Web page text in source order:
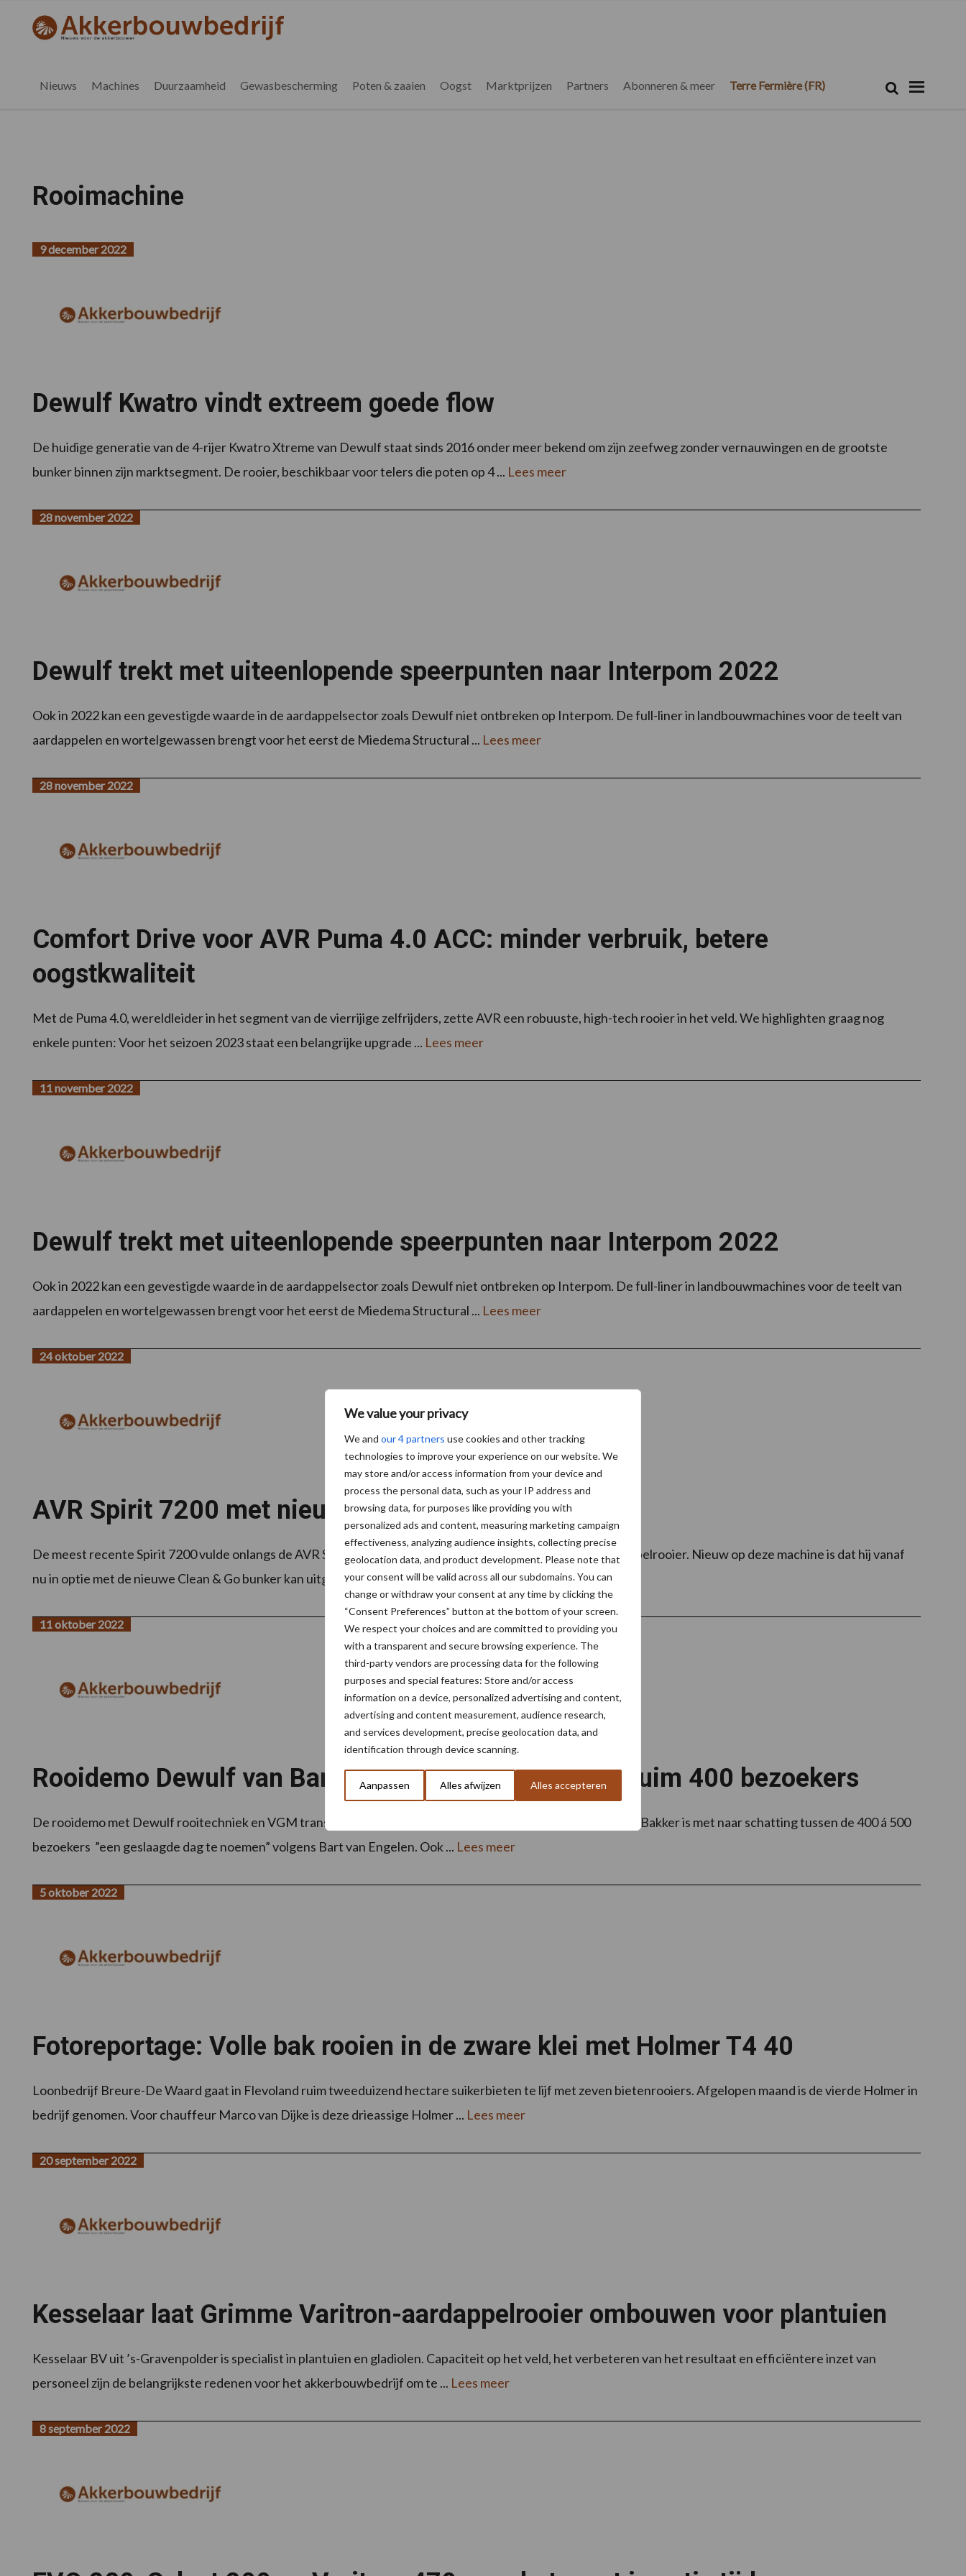
We value your privacy
We and our 4 partners use cookies and other tracking
technologies to improve your experience on our website. We
may store and/or access information from your device and
process the personal data, such as your IP address and
browsing data, for purposes like providing you with
personalized ads and content, measuring marketing campaign
effectiveness, analyzing audience insights, collecting precise
geolocation data, and product development. Please note that
your consent will be valid across all our subdomains. You can
change or withdraw your consent at any time by clicking the
“Consent Preferences” button at the bottom of your screen.
We respect your choices and are committed to providing you
with a transparent and secure browsing experience. The
third-party vendors are processing data for the following
purposes and special features: Store and/or access
information on a device, personalized advertising and content,
advertising and content measurement, audience research,
and services development, precise geolocation data, and
identification through device scanning.
Aanpassen Alles afwijzen Alles accepteren
hoofdnavigatie
voettekst
akkerbouwbedrijf.be
Nieuws
Nieuws Machines Duurzaamheid Gewasbescherming Poten & zaaien Oogst Marktprijzen Partners Abonneren & meer Terre Fermière (FR) Zoek
Rooimachine
Dewulf Kwatro vindt extreem goede flow
9 december 2022
De huidige generatie van de 4-rijer Kwatro Xtreme van Dewulf staat sinds 2016 onder meer bekend om zijn zeefweg zonder vernauwingen en de grootste
bunker binnen zijn marktsegment. De rooier, beschikbaar voor telers die poten op 4 ... Lees meer
Dewulf trekt met uiteenlopende speerpunten naar Interpom 2022
28 november 2022
Ook in 2022 kan een gevestigde waarde in de aardappelsector zoals Dewulf niet ontbreken op Interpom. De full-liner in landbouwmachines voor de teelt van
aardappelen en wortelgewassen brengt voor het eerst de Miedema Structural ... Lees meer
Comfort Drive voor AVR Puma 4.0 ACC: minder verbruik, betere
oogstkwaliteit
28 november 2022
Met de Puma 4.0, wereldleider in het segment van de vierrijige zelfrijders, zette AVR een robuuste, high-tech rooier in het veld. We highlighten graag nog
enkele punten: Voor het seizoen 2023 staat een belangrijke upgrade ... Lees meer
Dewulf trekt met uiteenlopende speerpunten naar Interpom 2022
11 november 2022
Ook in 2022 kan een gevestigde waarde in de aardappelsector zoals Dewulf niet ontbreken op Interpom. De full-liner in landbouwmachines voor de teelt van
aardappelen en wortelgewassen brengt voor het eerst de Miedema Structural ... Lees meer
AVR Spirit 7200 met nieuwe Clean & Go bunker
24 oktober 2022
De meest recente Spirit 7200 vulde onlangs de AVR Spiritfamilie aan als getrokken, tweerijige verstekaardappelrooier. Nieuw op deze machine is dat hij vanaf
nu in optie met de nieuwe Clean & Go bunker kan uitgerust worden. ...Lees meer
Rooidemo Dewulf van Bart Agro Mechanisatie trekt ruim 400 bezoekers
11 oktober 2022
De rooidemo met Dewulf rooitechniek en VGM transportkippers van vrijdag 7 oktober op het terrein van Jan Bakker is met naar schatting tussen de 400 á 500
bezoekers ”een geslaagde dag te noemen” volgens Bart van Engelen. Ook ... Lees meer
Fotoreportage: Volle bak rooien in de zware klei met Holmer T4 40
5 oktober 2022
Loonbedrijf Breure-De Waard gaat in Flevoland ruim tweeduizend hectare suikerbieten te lijf met zeven bietenrooiers. Afgelopen maand is de vierde Holmer in
bedrijf genomen. Voor chauffeur Marco van Dijke is deze drieassige Holmer ... Lees meer
Kesselaar laat Grimme Varitron-aardappelrooier ombouwen voor plantuien
20 september 2022
Kesselaar BV uit ’s-Gravenpolder is specialist in plantuien en gladiolen. Capaciteit op het veld, het verbeteren van het resultaat en efficiëntere inzet van
personeel zijn de belangrijkste redenen voor het akkerbouwbedrijf om te ... Lees meer
8 september 2022